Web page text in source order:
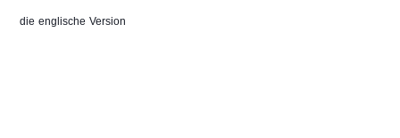
die englische Version